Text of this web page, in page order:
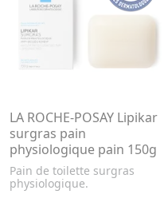
LA ROCHE-POSAY Lipikar
surgras pain
physiologique pain 150g
Pain de toilette surgras
physiologique.